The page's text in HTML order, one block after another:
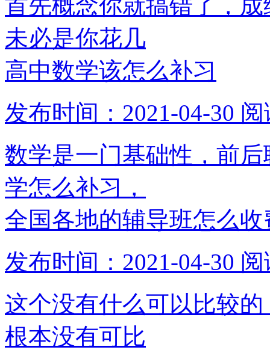
首先概念你就搞错了，
未必是你花几
高中数学该怎么补习
发布时间：2021-04-30 阅
数学是一门基础性，前
学怎么补习，
全国各地的辅导班怎么收
发布时间：2021-04-30 阅
这个没有什么可以比较
根本没有可比